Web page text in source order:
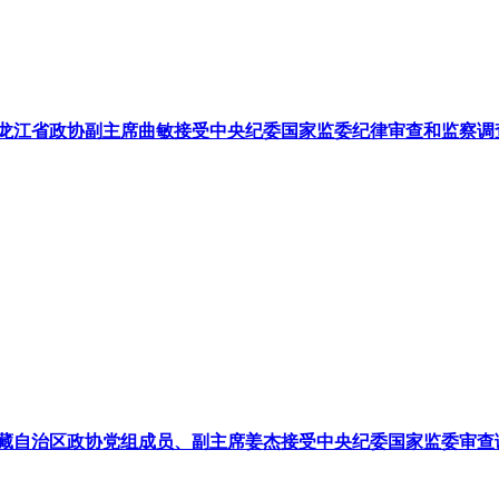
江省政协副主席曲敏接受中央纪委国家监委纪律审查和监察调
自治区政协党组成员、副主席姜杰接受中央纪委国家监委审查